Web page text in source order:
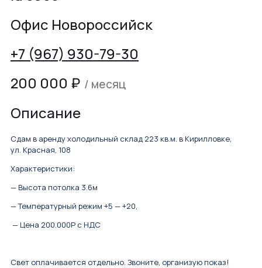
Офис Новороссийск
+7 (967) 930-79-30
200 000 ₽ / месяц
Описание
Сдам в аренду холодильный склад 223 кв.м. в Кирилловке,
ул. Красная, 108
Характеристики:
— Высота потолка 3.6м
— Температурный режим +5 — +20,
— Цена 200.000Р с НДС
Свет оплачивается отдельно. Звоните, организую показ!